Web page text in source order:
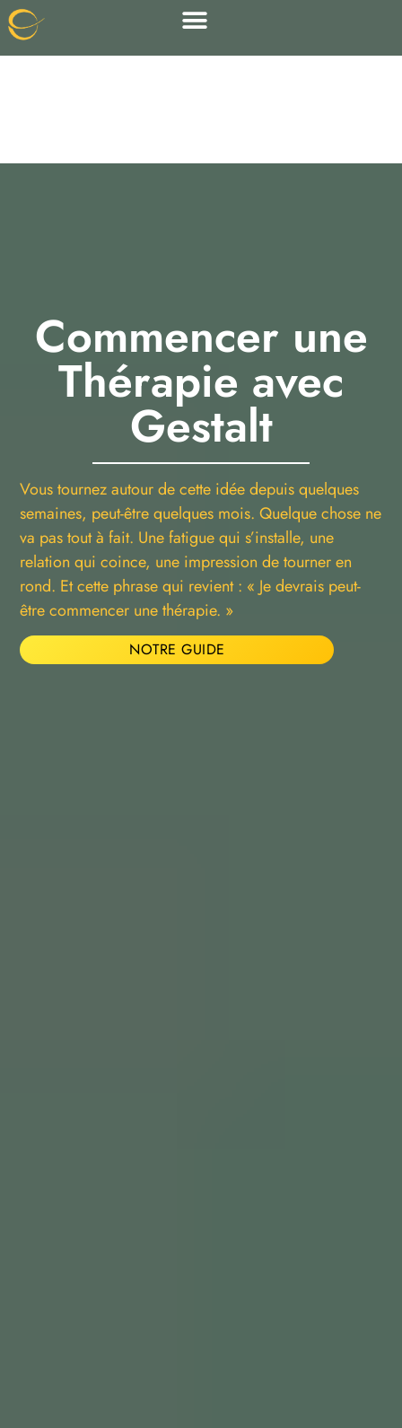
Commencer une
Thérapie avec
Gestalt
Vous tournez autour de cette idée depuis quelques
semaines, peut-être quelques mois. Quelque chose ne
va pas tout à fait. Une fatigue qui s’installe, une
relation qui coince, une impression de tourner en
rond. Et cette phrase qui revient : « Je devrais peut-
être commencer une thérapie. »
NOTRE GUIDE